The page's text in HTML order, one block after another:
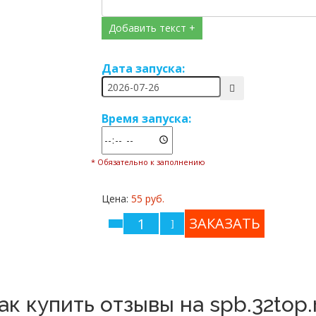
Добавить текст +
Дата запуска:
Время запуска:
* Обязательно к заполнению
Цена: 55 руб.
купить отзывы на